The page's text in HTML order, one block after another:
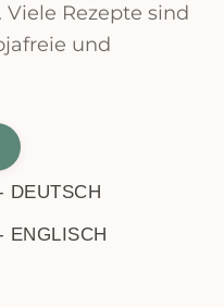
Rezepte sind
und
DEUTSCH
ENGLISCH